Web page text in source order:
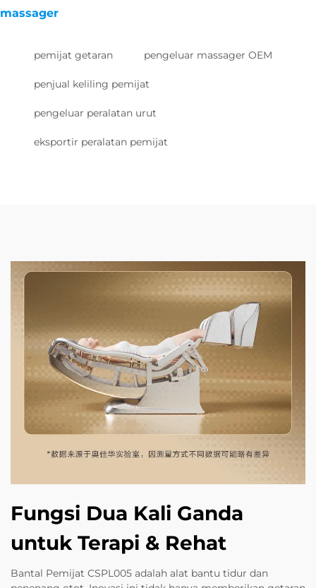
massager
pemijat getaran pengeluar massager OEM
penjual keliling pemijat
pengeluar peralatan urut
eksportir peralatan pemijat
Fungsi Dua Kali Ganda
untuk Terapi & Rehat
Bantal Pemijat CSPL005 adalah alat bantu tidur dan